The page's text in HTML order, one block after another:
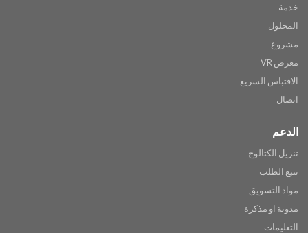
خدمة
المحلول
مشروع
معرض VR
الاقتباس السريع
اتصال
الدعم
تنزيل الكتالوج
تتبع الطلب
مواد التسويق
مدونة او مذكرة
التعليمات